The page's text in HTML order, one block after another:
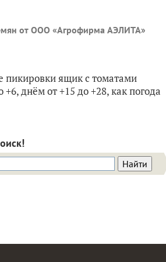
от ООО «Агрофирма АЭЛИТА»
пикировки ящик с томатами
днём от +15 до +28, как погода